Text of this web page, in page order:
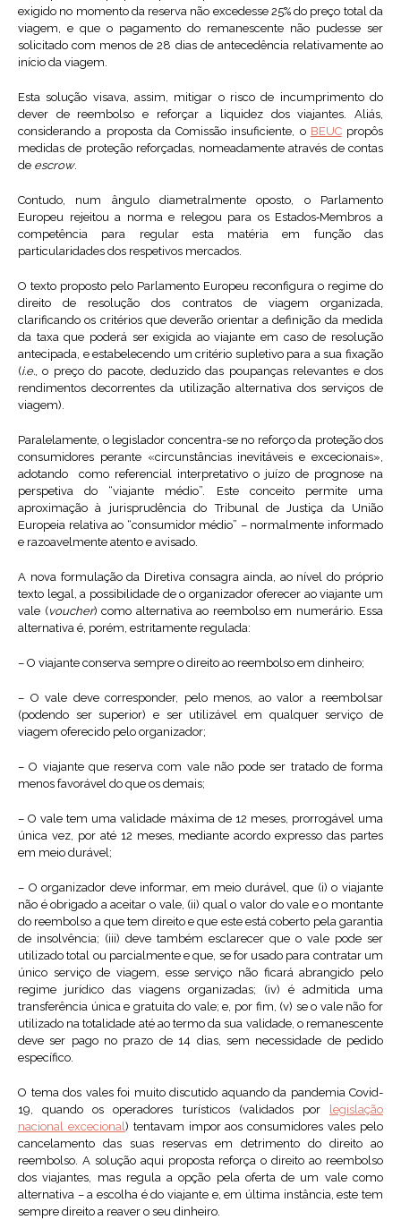
exigido no momento da reserva não excedesse 25% do preço total da
viagem, e que o pagamento do remanescente não pudesse ser
solicitado com menos de 28 dias de antecedência relativamente ao
início da viagem.
Esta solução visava, assim, mitigar o risco de incumprimento do
dever de reembolso e reforçar a liquidez dos viajantes. Aliás,
considerando a proposta da Comissão insuficiente, o BEUCpropôs
medidas de proteção reforçadas, nomeadamente através de contas
de escrow.
Contudo, num ângulo diametralmente oposto, o Parlamento
Europeu rejeitou a norma e relegou para os Estados‑Membros a
competência para regular esta matéria em função das
particularidades dos respetivos mercados.
O texto proposto pelo Parlamento Europeu reconfigura o regime do
direito de resolução dos contratos de viagem organizada,
clarificando os critérios que deverão orientar a definição da medida
da taxa que poderá ser exigida ao viajante em caso de resolução
antecipada, e estabelecendo um critério supletivo para a sua fixação
(i.e., o preço do pacote, deduzido das poupanças relevantes e dos
rendimentos decorrentes da utilização alternativa dos serviços de
viagem).
Paralelamente, o legislador concentra-se no reforço da proteção dos
consumidores perante «circunstâncias inevitáveis e excecionais»,
adotando como referencial interpretativo o juízo de prognose na
perspetiva do “viajante médio”. Este conceito permite uma
aproximação à jurisprudência do Tribunal de Justiça da União
Europeia relativa ao “consumidor médio” – normalmente informado
e razoavelmente atento e avisado.
A nova formulação da Diretiva consagra ainda, ao nível do próprio
texto legal, a possibilidade de o organizador oferecer ao viajante um
vale (voucher) como alternativa ao reembolso em numerário. Essa
alternativa é, porém, estritamente regulada:
– O viajante conserva sempre o direito ao reembolso em dinheiro;
– O vale deve corresponder, pelo menos, ao valor a reembolsar
(podendo ser superior) e ser utilizável em qualquer serviço de
viagem oferecido pelo organizador;
– O viajante que reserva com vale não pode ser tratado de forma
menos favorável do que os demais;
– O vale tem uma validade máxima de 12 meses, prorrogável uma
única vez, por até 12 meses, mediante acordo expresso das partes
em meio durável;
– O organizador deve informar, em meio durável, que (i) o viajante
não é obrigado a aceitar o vale, (ii) qual o valor do vale e o montante
do reembolso a que tem direito e que este está coberto pela garantia
de insolvência; (iii) deve também esclarecer que o vale pode ser
utilizado total ou parcialmente e que, se for usado para contratar um
único serviço de viagem, esse serviço não ficará abrangido pelo
regime jurídico das viagens organizadas; (iv) é admitida uma
transferência única e gratuita do vale; e, por fim, (v) se o vale não for
utilizado na totalidade até ao termo da sua validade, o remanescente
deve ser pago no prazo de 14 dias, sem necessidade de pedido
específico.
O tema dos vales foi muito discutido aquando da pandemia Covid-
19, quando os operadores turísticos (validados por legislação
nacional excecional) tentavam impor aos consumidores vales pelo
cancelamento das suas reservas em detrimento do direito ao
reembolso. A solução aqui proposta reforça o direito ao reembolso
dos viajantes, mas regula a opção pela oferta de um vale como
alternativa – a escolha é do viajante e, em última instância, este tem
sempre direito a reaver o seu dinheiro.